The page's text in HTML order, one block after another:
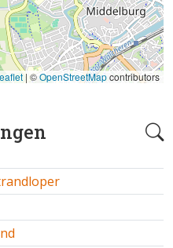
| ©OpenStreetMapcontributors